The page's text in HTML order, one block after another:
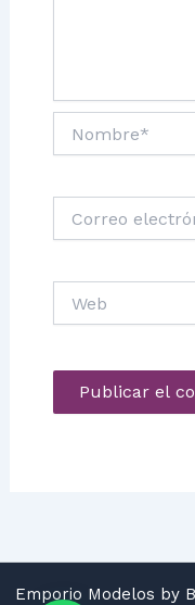
electrónico*
Emporio Modelos by